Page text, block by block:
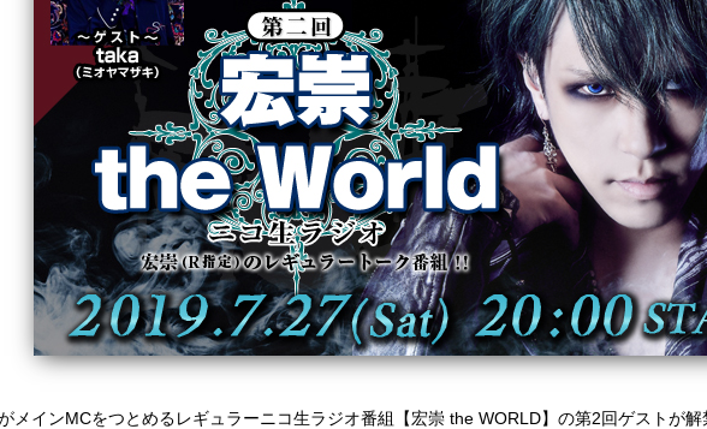
メインMCをつとめるレギュラーニコ生ラジオ番組【宏崇 the WORLD】の第2回ゲストが解